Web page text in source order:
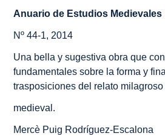
Anuario de Estudios Medievales
Nº 44-1, 2014
Una bella y sugestiva obra que
fundamentales sobre la forma y
trasposiciones del relato
medieval.
Mercè Puig Rodríguez-Escalona